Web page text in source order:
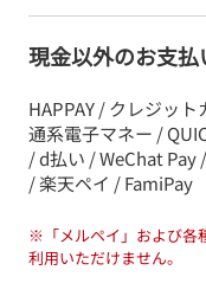
現金以外のお支払
HAPPAY / クレジッ
通系電子マネー /
/ d払い / WeChat Pay
/ 楽天ペイ / FamiPay
※ 「メルペイ」および
利用いただけません。